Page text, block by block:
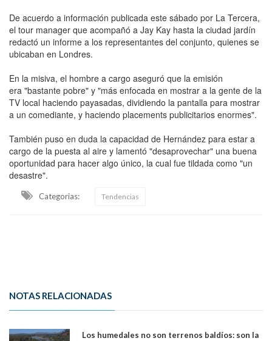
De acuerdo a información publicada este sábado por La Tercera,
el tour manager que acompañó a Jay Kay hasta la ciudad jardín
redactó un informe a los representantes del conjunto, quienes se
ubicaban en Londres.
En la misiva, el hombre a cargo aseguró que la emisión
era "bastante pobre" y "más enfocada en mostrar a la gente de la
TV local haciendo payasadas, dividiendo la pantalla para mostrar
a un comediante, y haciendo placements publicitarios enormes".
También puso en duda la capacidad de Hernández para estar a
cargo de la puesta al aire y lamentó "desaprovechar" una buena
oportunidad para hacer algo único, la cual fue tildada como "un
desastre".
Categorias: Tendencias
NOTAS RELACIONADAS
Los humedales no son terrenos baldíos: son la